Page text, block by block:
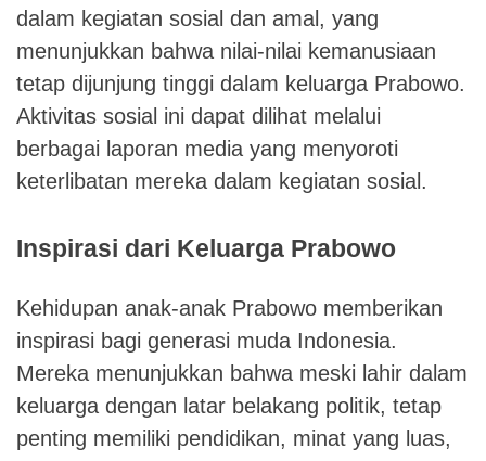
dalam kegiatan sosial dan amal, yang
menunjukkan bahwa nilai-nilai kemanusiaan
tetap dijunjung tinggi dalam keluarga Prabowo.
Aktivitas sosial ini dapat dilihat melalui
berbagai laporan media yang menyoroti
keterlibatan mereka dalam kegiatan sosial.
Inspirasi dari Keluarga Prabowo
Kehidupan anak-anak Prabowo memberikan
inspirasi bagi generasi muda Indonesia.
Mereka menunjukkan bahwa meski lahir dalam
keluarga dengan latar belakang politik, tetap
penting memiliki pendidikan, minat yang luas,